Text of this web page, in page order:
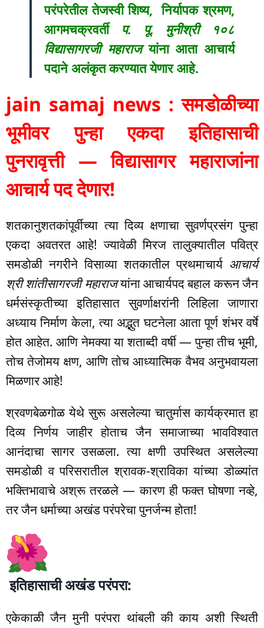
परंपरेतील तेजस्वी शिष्य, निर्यापक श्रमण,
आगमचक्रवर्ती प. पू. मुनीश्री १०८
विद्यासागरजी महाराजयांना आता आचार्य
पदाने अलंकृत करण्यात येणार आहे.
jain samaj news : समडोळीच्या
भूमीवर पुन्हा एकदा इतिहासाची
पुनरावृत्ती — विद्यासागर महाराजांना
आचार्य पद देणार!
शतकानुशतकांपूर्वीच्या त्या दिव्य क्षणाचा सुवर्णप्रसंग पुन्हा
एकदा अवतरत आहे! ज्यावेळी मिरज तालुक्यातील पवित्र
समडोळी नगरीने विसाव्या शतकातील प्रथमाचार्य आचार्य
श्री शांतीसागरजी महाराजयांना आचार्यपद बहाल करून जैन
धर्मसंस्कृतीच्या इतिहासात सुवर्णाक्षरांनी लिहिला जाणारा
अध्याय निर्माण केला, त्या अद्भुत घटनेला आता पूर्ण शंभर वर्षे
होत आहेत. आणि नेमक्या या शताब्दी वर्षी — पुन्हा तीच भूमी,
तोच तेजोमय क्षण, आणि तोच आध्यात्मिक वैभव अनुभवायला
मिळणार आहे!
श्रवणबेळगोळ येथे सुरू असलेल्या चातुर्मास कार्यक्रमात हा
दिव्य निर्णय जाहीर होताच जैन समाजाच्या भावविश्वात
आनंदाचा सागर उसळला. त्या क्षणी उपस्थित असलेल्या
समडोळी व परिसरातील श्रावक-श्राविका यांच्या डोळ्यांत
भक्तिभावाचे अश्रू तरळले — कारण ही फक्त घोषणा नव्हे,
तर जैन धर्माच्या अखंड परंपरेचा पुनर्जन्म होता!
इतिहासाची अखंड परंपरा:
एकेकाळी जैन मुनी परंपरा थांबली की काय अशी स्थिती